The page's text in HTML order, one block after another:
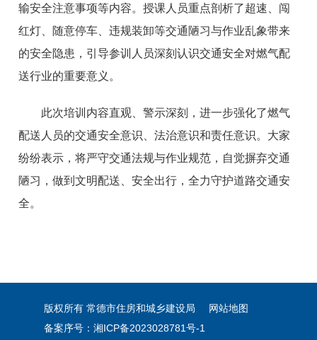
输安全注意事项等内容。授课人员重点剖析了超速、闯
红灯、随意停车、违规装卸等交通陋习与作业乱象带来
的安全隐患，引导参训人员深刻认识交通安全对燃气配
送行业的重要意义。
此次培训内容直观、警示深刻，进一步强化了燃气
配送人员的交通安全意识、法治意识和责任意识。大家
纷纷表示，将严守交通法规与作业规范，自觉摒弃交通
陋习，做到文明配送、安全出行，全力守护道路交通安
全。
版权所有 常德市住房和城乡建设局
网站地图
备案序号：湘ICP备2023028781号-1